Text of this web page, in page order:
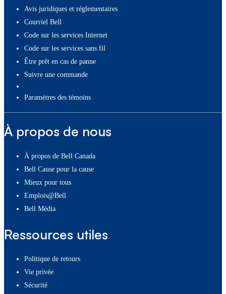
Avis juridiques et réglementaires
Courriel Bell
Code sur les services Internet
Code sur les services sans fil
Être prêt en cas de panne
Suivre une commande
paramètres des témoins
À propos de nous
À propos de Bell Canada
Bell Cause pour la cause
Mieux pour tous
Emplois@Bell
Bell Média
Ressources utiles
Politique de retours
Vie privée
Sécurité